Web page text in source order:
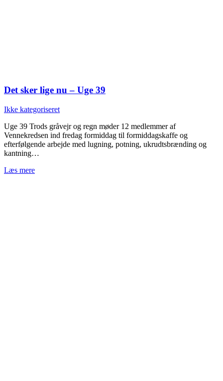
Det sker lige nu – Uge 39
Ikke kategoriseret
Uge 39 Trods gråvejr og regn møder 12 medlemmer af
Vennekredsen ind fredag formiddag til formiddagskaffe og
efterfølgende arbejde med lugning, potning, ukrudtsbrænding og
kantning…
Læs mere